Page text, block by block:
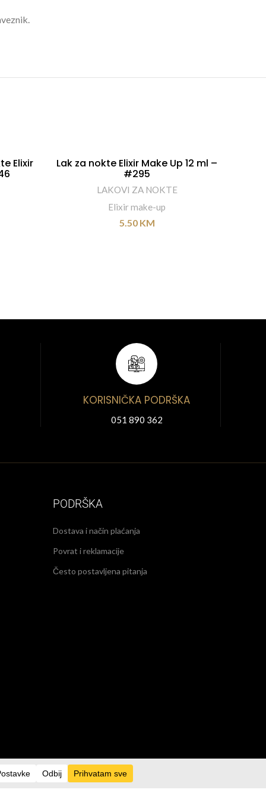
Elixir DODAJ U KORPU
Lak za nokte Elixir Make Up 12 ml –
#295
LAKOVI ZA NOKTE
Elixir make-up
5.50 KM
KORISNIČKA PODRŠKA
051 890 362
PODRŠKA
Dostava i način plaćanja
Povrat i reklamacije
Često postavljena pitanja